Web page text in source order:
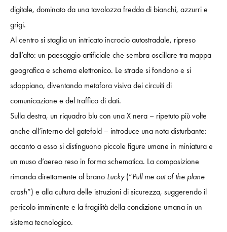
digitale, dominato da una tavolozza fredda di bianchi, azzurri e
grigi.
Al centro si staglia un intricato incrocio autostradale, ripreso
dall’alto: un paesaggio artificiale che sembra oscillare tra mappa
geografica e schema elettronico. Le strade si fondono e si
sdoppiano, diventando metafora visiva dei circuiti di
comunicazione e del traffico di dati.
Sulla destra, un riquadro blu con una X nera – ripetuto più volte
anche all’interno del gatefold – introduce una nota disturbante:
accanto a esso si distinguono piccole figure umane in miniatura e
un muso d’aereo reso in forma schematica. La composizione
rimanda direttamente al brano Lucky(“Pull me out of the plane
crash”) e alla cultura delle istruzioni di sicurezza, suggerendo il
pericolo imminente e la fragilità della condizione umana in un
sistema tecnologico.